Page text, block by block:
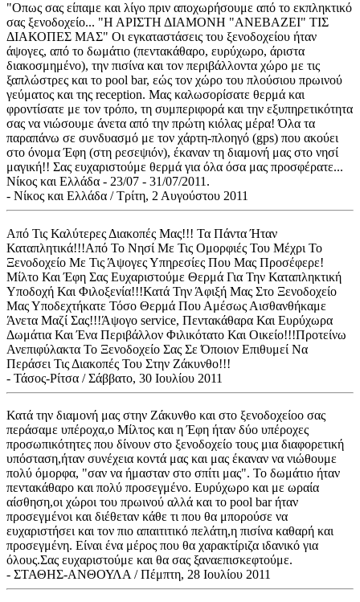
"Οπως σας είπαμε και λίγο πριν αποχωρήσουμε από το εκπληκτικό
σας ξενοδοχείο... "Η ΑΡΙΣΤΗ ΔΙΑΜΟΝΗ "ΑΝΕΒΑΖΕΙ" ΤΙΣ
ΔΙΑΚΟΠΕΣ ΜΑΣ" Οι εγκαταστάσεις του ξενοδοχείου ήταν
άψογες, από το δωμάτιο (πεντακάθαρο, ευρύχωρο, άριστα
διακοσμημένο), την πισίνα και τον περιβάλλοντα χώρο με τις
ξαπλώστρες και το pool bar, εώς τον χώρο του πλούσιου πρωινού
γεύματος και της reception. Μας καλωσορίσατε θερμά και
φροντίσατε με τον τρόπο, τη συμπεριφορά και την εξυπηρετικότητα
σας να νιώσουμε άνετα από την πρώτη κιόλας μέρα! Όλα τα
παραπάνω σε συνδυασμό με τον χάρτη-πλοηγό (gps) που ακούει
στο όνομα Έφη (στη ρεσεψιόν), έκαναν τη διαμονή μας στο νησί
μαγική!! Σας ευχαριστούμε θερμά για όλα όσα μας προσφέρατε...
Νίκος και Ελλάδα - 23/07 - 31/07/2011.
- Νίκος και Ελλάδα / Τρίτη, 2 Αυγούστου 2011
Από Τις Καλύτερες Διακοπές Μας!!! Τα Πάντα Ήταν
Καταπλητικά!!!Από Το Νησί Με Τις Ομορφιές Του Μέχρι Το
Ξενοδοχείο Με Τις Άψογες Υπηρεσίες Που Μας Προσέφερε!
Μίλτο Και Έφη Σας Ευχαριστούμε Θερμά Για Την Καταπληκτική
Υποδοχή Και Φιλοξενία!!!Κατά Την Άφιξή Μας Στο Ξενοδοχείο
Μας Υποδεχτήκατε Τόσο Θερμά Που Αμέσως Αισθανθήκαμε
Άνετα Μαζί Σας!!!Άψογο service, Πεντακάθαρα Και Ευρύχωρα
Δωμάτια Και Ένα Περιβάλλον Φιλικότατο Και Οικείο!!!Προτείνω
Ανεπιφύλακτα Το Ξενοδοχείο Σας Σε Όποιον Επιθυμεί Να
Περάσει Τις Διακοπές Του Στην Ζάκυνθο!!!
- Τάσος-Ρίτσα / Σάββατο, 30 Ιουλίου 2011
Κατά την διαμονή μας στην Ζάκυνθο και στο ξενοδοχείοο σας
περάσαμε υπέροχα,ο Μίλτος και η Έφη ήταν δύο υπέροχες
προσωπικότητες που δίνουν στο ξενοδοχείο τους μια διαφορετική
υπόσταση,ήταν συνέχεια κοντά μας και μας έκαναν να νιώθουμε
πολύ όμορφα, "σαν να ήμασταν στο σπίτι μας". Το δωμάτιο ήταν
πεντακάθαρο και πολύ προσεγμένο. Ευρύχωρο και με ωραία
αίσθηση,οι χώροι του πρωινού αλλά και το pool bar ήταν
προσεγμένοι και διέθεταν κάθε τι που θα μπορούσε να
ευχαριστήσει και τον πιο απαιτιτικό πελάτη,η πισίνα καθαρή και
προσεγμένη. Είναι ένα μέρος που θα χαρακτίριζα ιδανικό για
όλους.Σας ευχαριστούμε και θα σας ξαναεπισκεφτούμε.
- ΣΤΑΘΗΣ-ΑΝΘΟΥΛΑ / Πέμπτη, 28 Ιουλίου 2011